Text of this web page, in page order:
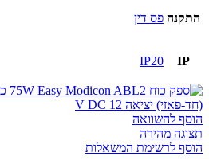
התקנה פס דין
IP
IP20
הוסף להשוואה
תצוגה מהירה
הוסף לרשימת המשאלות